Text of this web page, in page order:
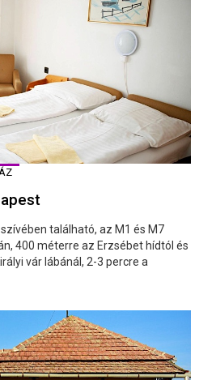
található, az M1 és M7
400 méterre az Erzsébet hídtól és
vár lábánál, 2-3 percre a